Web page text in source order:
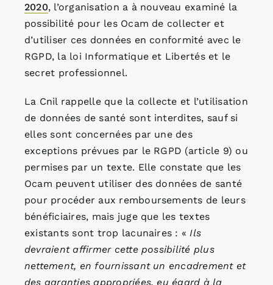
2020, l’organisation a à nouveau examiné la
possibilité pour les Ocam de collecter et
d’utiliser ces données en conformité avec le
RGPD, la loi Informatique et Libertés et le
secret professionnel.
La Cnil rappelle que la collecte et l’utilisation
de données de santé sont interdites, sauf si
elles sont concernées par une des
exceptions prévues par le RGPD (article 9) ou
permises par un texte. Elle constate que les
Ocam peuvent utiliser des données de santé
pour procéder aux remboursements de leurs
bénéficiaires, mais juge que les textes
existants sont trop lacunaires : « Ils
devraient affirmer cette possibilité plus
nettement, en fournissant un encadrement et
des garanties appropriées, eu égard à la